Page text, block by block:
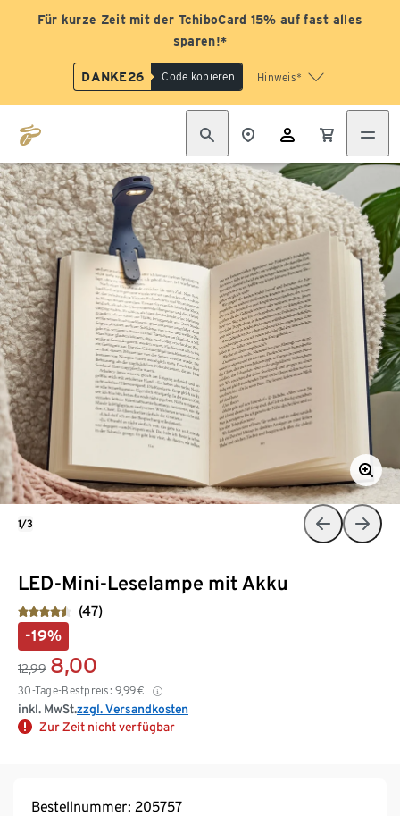
Für kurze Zeit mit der TchiboCard 15% auf fast alles
sparen!*
DANKE26 Code kopieren Hinweis*
LED-Mini-Leselampe mit Akku
(47)
-19%
12,99 8,00
30-Tage-Bestpreis: 9,99€
inkl. MwSt.zzgl. Versandkosten
Zur Zeit nicht verfügbar
1/3
Bestellnummer: 205757